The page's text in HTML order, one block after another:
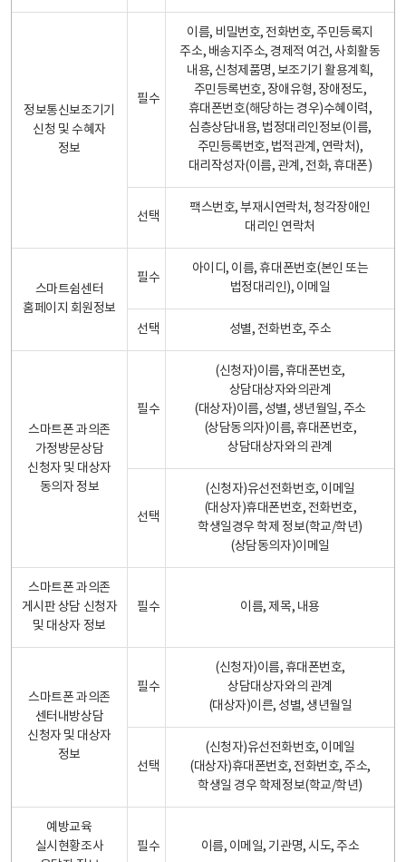
정보통신보조기기
신청 및 수혜자
정보
필수
이름, 비밀번호, 전화번호, 주민등록지
주소, 배송지주소, 경제적 여건, 사회활동
내용, 신청제품명, 보조기기 활용계획,
주민등록번호, 장애유형, 장애정도,
휴대폰번호(해당하는 경우)수혜이력,
심층상담내용, 법정대리인정보(이름,
주민등록번호, 법적관계, 연락처),
대리작성자(이름, 관계, 전화, 휴대폰)
선택
팩스번호, 부재시연락처, 청각장애인
대리인 연락처
스마트쉼센터
홈페이지 회원정보
필수
아이디, 이름, 휴대폰번호(본인 또는
법정대리인), 이메일
선택 성별, 전화번호, 주소
스마트폰 과의존
가정방문상담
신청자 및 대상자
동의자 정보
필수
(신청자)이름, 휴대폰번호,
상담대상자와의관계
(대상자)이름, 성별, 생년월일, 주소
(상담동의자)이름, 휴대폰번호,
상담대상자와의 관계
선택
(신청자)유선전화번호, 이메일
(대상자)휴대폰번호, 전화번호,
학생일경우 학제 정보(학교/학년)
(상담동의자)이메일
스마트폰 과의존
게시판 상담 신청자
및 대상자 정보
필수 이름, 제목, 내용
스마트폰 과의존
센터내방상담
신청자 및 대상자
정보
필수
(신청자)이름, 휴대폰번호,
상담대상자와의 관계
(대상자)이른, 성별, 생년월일
선택
(신청자)유선전화번호, 이메일
(대상자)휴대폰번호, 전화번호, 주소,
학생일 경우 학제정보(학교/학년)
예방교육
실시현황조사
필수 이름, 이메일, 기관명, 시도, 주소